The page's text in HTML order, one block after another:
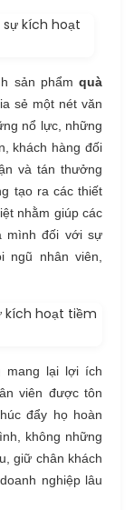
sản phẩm quà
sẻ một nét văn
nổ lực, những
khách hàng đối
và tán thưởng
tạo ra các thiết
nhằm giúp các
mình đối với sự
ngũ nhân viên,
mang lại lợi ích
viên được tôn
đẩy họ hoàn
không những
giữ chân khách
nghiệp lâu